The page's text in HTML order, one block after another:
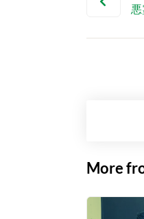
More